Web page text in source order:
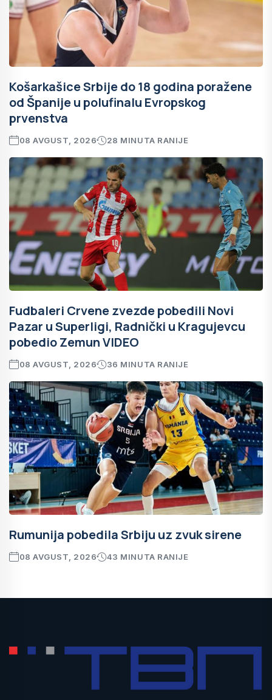
Košarkašice Srbije do 18 godina poražene
od Španije u polufinalu Evropskog
prvenstva
08 AVGUST, 2026 28 MINUTA RANIJE
Fudbaleri Crvene zvezde pobedili Novi
Pazar u Superligi, Radnički u Kragujevcu
pobedio Zemun VIDEO
08 AVGUST, 2026 36 MINUTA RANIJE
Rumunija pobedila Srbiju uz zvuk sirene
08 AVGUST, 2026 43 MINUTA RANIJE